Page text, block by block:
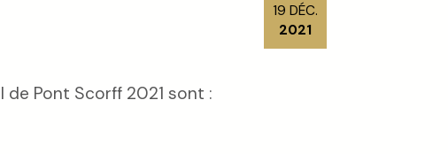
19 DÉC.
2021
de Pont Scorff 2021 sont :